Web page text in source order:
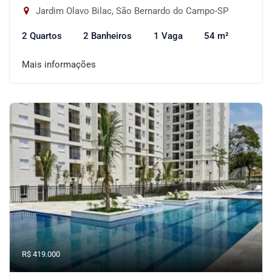
Jardim Olavo Bilac, São Bernardo do Campo-SP
2 Quartos 2 Banheiros 1 Vaga 54 m²
Mais informações
R$ 419.000